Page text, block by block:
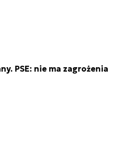
PSE: nie ma zagrożenia